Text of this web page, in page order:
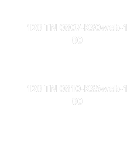
120 TN 0807-KS0web-1
00
120 TN 0810-KS5web-1
00